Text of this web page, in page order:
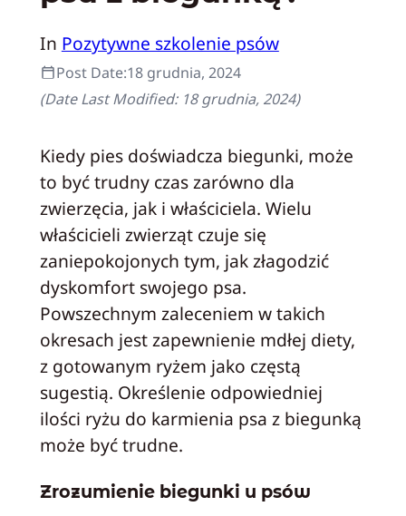
In Pozytywne szkolenie psów
Post Date:18 grudnia, 2024
(Date Last Modified: 18 grudnia, 2024)
Kiedy pies doświadcza biegunki, może
to być trudny czas zarówno dla
zwierzęcia, jak i właściciela. Wielu
właścicieli zwierząt czuje się
zaniepokojonych tym, jak złagodzić
dyskomfort swojego psa.
Powszechnym zaleceniem w takich
okresach jest zapewnienie mdłej diety,
z gotowanym ryżem jako częstą
sugestią. Określenie odpowiedniej
ilości ryżu do karmienia psa z biegunką
może być trudne.
Zrozumienie biegunki u psów